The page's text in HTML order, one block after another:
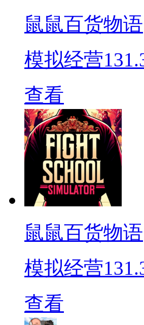
鼠鼠百货物语
模拟经营
查看
鼠鼠百货物语
模拟经营
查看